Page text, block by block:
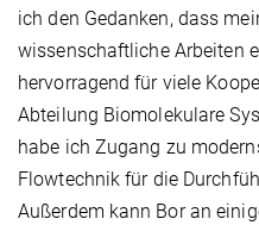
ich den Gedanken, dass
wissenschaftliche Arbeiten
hervorragend für viele
Abteilung Biomolekulare
habe ich Zugang zu
Flowtechnik für die
Außerdem kann Bor an